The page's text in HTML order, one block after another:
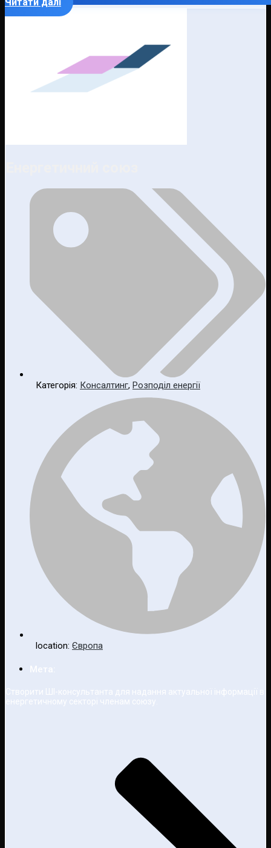
Категорія: Консалтинг, Розподіл енергії
location: Європа
Мета:
Створити ШІ-консультанта для надання актуальної інформації в
енергетичному секторі членам союзу.